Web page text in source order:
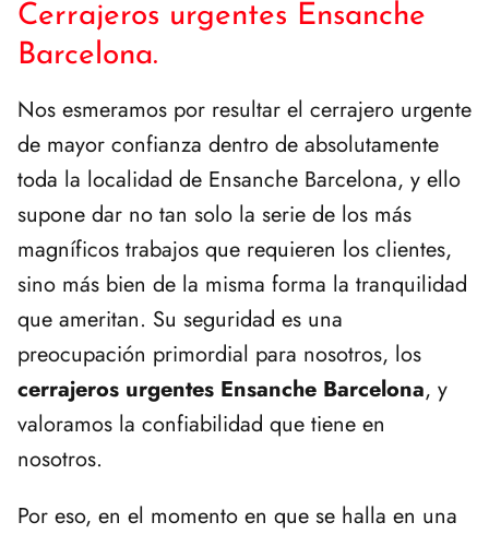
Cerrajeros urgentes Ensanche
Barcelona.
Nos esmeramos por resultar el cerrajero urgente
de mayor confianza dentro de absolutamente
toda la localidad de Ensanche Barcelona, y ello
supone dar no tan solo la serie de los más
magníficos trabajos que requieren los clientes,
sino más bien de la misma forma la tranquilidad
que ameritan. Su seguridad es una
preocupación primordial para nosotros, los
cerrajeros urgentes Ensanche Barcelona, y
valoramos la confiabilidad que tiene en
nosotros.
Por eso, en el momento en que se halla en una